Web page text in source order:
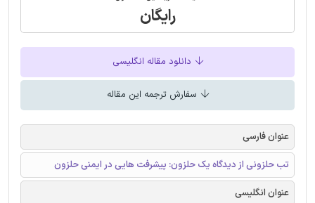
رایگان
دانلود مقاله انگلیسی
سفارش ترجمه این مقاله
عنوان فارسی
تب حلزونی از دیدگاه یک حلزون: پیشرفت هایی در ایمنی حلزون
عنوان انگلیسی